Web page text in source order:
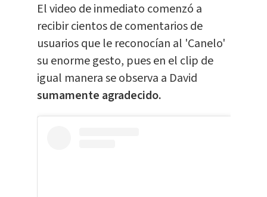
El video de inmediato comenzó a
recibir cientos de comentarios de
usuarios que le reconocían al 'Canelo'
su enorme gesto, pues en el clip de
igual manera se observa a David
sumamente agradecido.